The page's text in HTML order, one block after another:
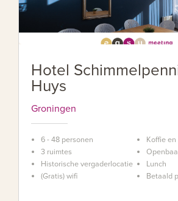
Hotel
Huys
Groningen
6 - 48 personen
3 ruimtes
Historische vergaderlocatie
(Gratis) wifi
Koffie en
Lunch
Betaald